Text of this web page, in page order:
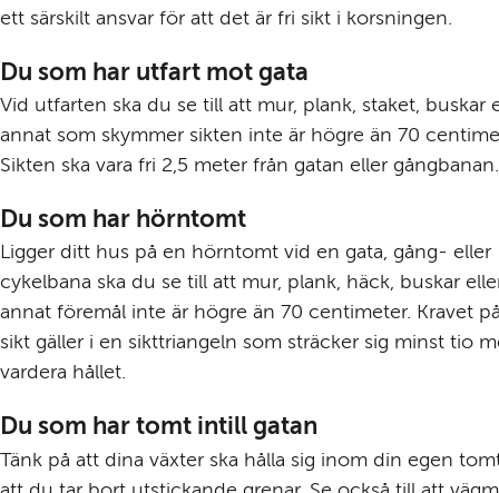
ett särskilt ansvar för att det är fri sikt i korsningen.
Du som har utfart mot gata
Vid utfarten ska du se till att mur, plank, staket, buskar
annat som skymmer sikten inte är högre än 70
Sikten ska vara fri 2,5 meter från gatan eller gångbanan.
Du som har hörntomt
Ligger ditt hus på en hörntomt vid en gata, gång- eller
cykelbana ska du se till att mur, plank, häck, buskar
annat föremål inte är högre än 70 centimeter. Kravet
sikt gäller i en sikttriangeln som sträcker sig minst tio
vardera hållet.
Du som har tomt intill gatan
Tänk på att dina växter ska hålla sig inom din egen